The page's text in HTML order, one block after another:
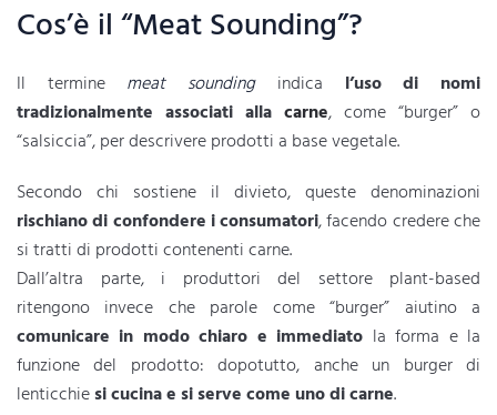
Cos’è il “Meat Sounding”?
Il termine meat soundingindica l’uso di nomi
tradizionalmente associati alla carne, come “burger” o
“salsiccia”, per descrivere prodotti a base vegetale.
Secondo chi sostiene il divieto, queste denominazioni
rischiano di confondere i consumatori, facendo credere che
si tratti di prodotti contenenti carne.
Dall’altra parte, i produttori del settore plant-based
ritengono invece che parole come “burger” aiutino a
comunicare in modo chiaro e immediato la forma e la
funzione del prodotto: dopotutto, anche un burger di
lenticchiesi cucina e si serve come uno di carne.